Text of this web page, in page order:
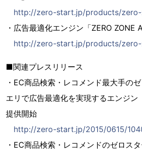
http://zero-start.jp/products/
・広告最適化エンジン「ZERO ZONE
http://zero-start.jp/products/
■関連プレスリリース
・EC商品検索・レコメンド最大手の
エリで広告最適化を実現するエンジン
提供開始
http://zero-start.jp/2015/0615/
・EC商品検索・レコメンドのゼロス